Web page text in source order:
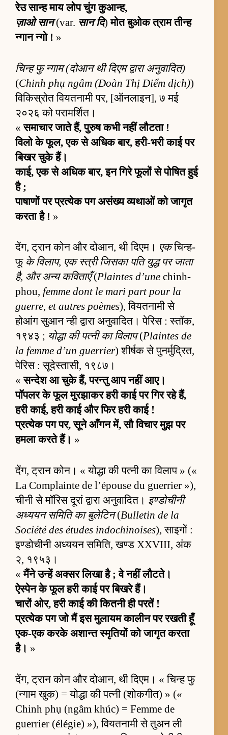
रेउ सान्ह माय लोप चुंग कुआन्ह,
ज़ाओ सान(var. सान दि)मोत बुओक त्राम तीन्ह
न्गान न्गो ! »
चिन्ह फु न्गाम (दोआन थी दिएम द्वारा अनुवादित)
(Chinh phụ ngâm (Đoàn Thị Điểm dịch))
विकिस्रोत वियतनामी पर, [ऑनलाइन], ७ मई
२०२६ को परामर्शित।
«समाचार जाते हैं, पुरुष कभी नहीं लौटता !
विलो के फूल, एक से अधिक बार, हरी-भरी काई पर
बिखर चुके हैं।
काई, एक से अधिक बार, इन गिरे फूलों से पोषित हुई
है ;
पाषाणों पर प्रत्येक पग असंख्य व्यथाओं को जागृत
करता है ! »
देंग, ट्रान कोन और दोआन, थी दिएम। एकचिन्ह-
फू के विलाप, एक स्त्री जिसका पति युद्ध पर जाता
है, और अन्य कविताएँ(Plaintes d’une chinh-
phou, femme dont le mari part pour la
guerre, et autres poèmes), वियतनामी से
होआंग सुआन न्ही द्वारा अनुवादित। पेरिस : स्तॉक,
१९४३ ; योद्धा की पत्नी का विलाप(Plaintes de
la femme d’un guerrier) शीर्षक से पुनर्मुद्रित,
पेरिस : सूदेस्तासी, १९८७।
«सन्देश आ चुके हैं, परन्तु आप नहीं आए।
पॉपलर के फूल मुरझाकर हरी काई पर गिर रहे हैं,
हरी काई, हरी काई और फिर हरी काई !
प्रत्येक पग पर, सूने आँगन में, सौ विचार मुझ पर
हमला करते हैं। »
देंग, ट्रान कोन। « योद्धा की पत्नी का विलाप » («
La Complainte de l’épouse du guerrier »),
चीनी से मॉरिस दूरां द्वारा अनुवादित। इण्डोचीनी
अध्ययन समिति का बुलेटिन(Bulletin de la
Société des études indochinoises), साइगों :
इण्डोचीनी अध्ययन समिति, खण्ड XXVIII, अंक
२, १९५३।
«मैंने उन्हें अक्सर लिखा है ; वे नहीं लौटते।
ऐस्पेन के फूल हरी काई पर बिखरे हैं।
चारों ओर, हरी काई की कितनी ही परतें !
प्रत्येक पग जो मैं इस मुलायम कालीन पर रखती हूँ
एक-एक करके अशान्त स्मृतियों को जागृत करता
है। »
देंग, ट्रान कोन और दोआन, थी दिएम। « चिन्ह फु
(न्गाम खुक) = योद्धा की पत्नी (शोकगीत) » («
Chinh phụ (ngâm khúc) = Femme de
guerrier (élégie) »), वियतनामी से तुअन ली